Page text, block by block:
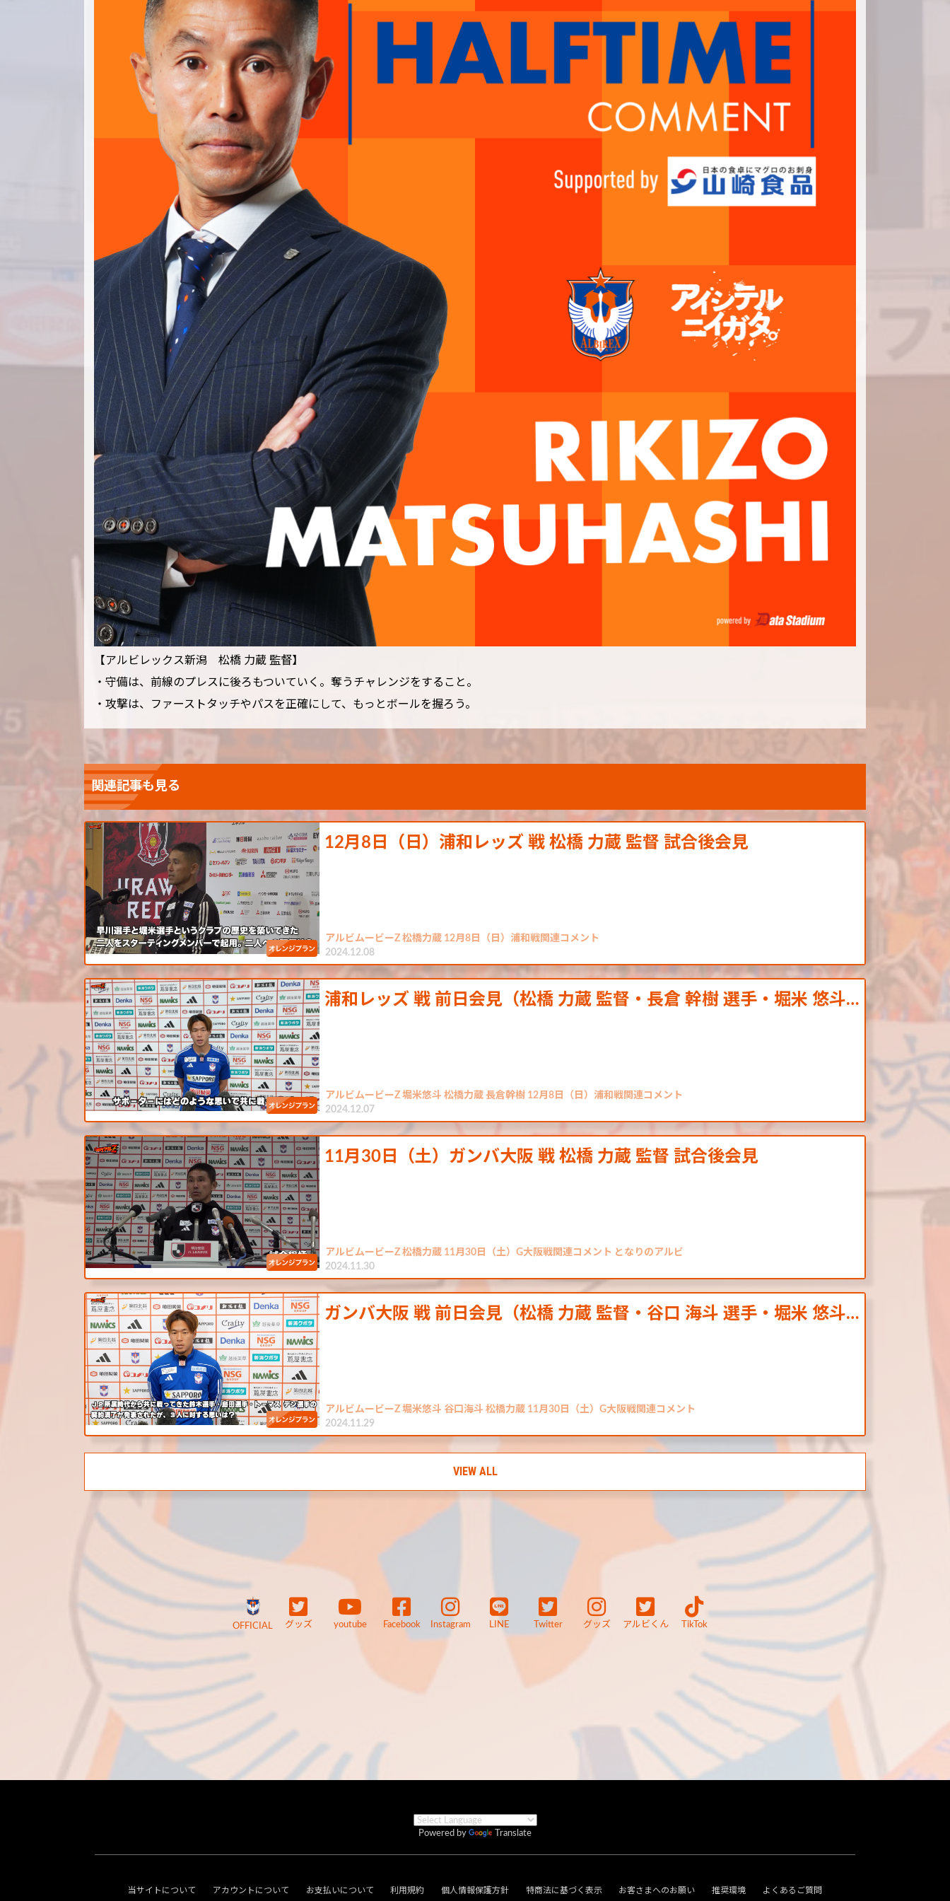
【アルビレックス新潟 松橋 力蔵 監督】
・守備は、前線のプレスに後ろもついていく。奪うチャレンジをすること。
・攻撃は、ファーストタッチやパスを正確にして、もっとボールを握ろう。
関連記事も見る
12月8日（日）浦和レッズ 戦 松橋 力蔵 監督 試合後会見
アルビムービーZ 松橋力蔵 12月8日（日）浦和戦関連コメント
2024.12.08
浦和レッズ 戦 前日会見（松橋 力蔵 監督・長倉 幹樹 選手・堀米 悠斗…
アルビムービーZ 堀米悠斗 松橋力蔵 長倉幹樹 12月8日（日）浦和戦関連コメント
2024.12.07
11月30日（土）ガンバ大阪 戦 松橋 力蔵 監督 試合後会見
アルビムービーZ 松橋力蔵 11月30日（土）G大阪戦関連コメント となりのアルビ
2024.11.30
ガンバ大阪 戦 前日会見（松橋 力蔵 監督・谷口 海斗 選手・堀米 悠斗…
アルビムービーZ 堀米悠斗 谷口海斗 松橋力蔵 11月30日（土）G大阪戦関連コメント
2024.11.29
VIEW ALL
OFFICIAL グッズ youtube Facebook Instagram LINE Twitter グッズ アルビくん TikTok
Powered by Translate
当サイトについて アカウントについて お支払いについて 利用規約 個人情報保護方針 特商法に基づく表示 お客さまへのお願い 推奨環境 よくあるご質問